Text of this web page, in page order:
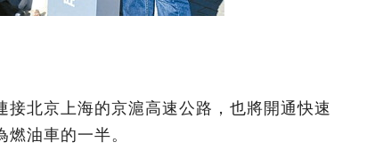
北京上海的京滬高速公路，也將開通快速
油車的一半。